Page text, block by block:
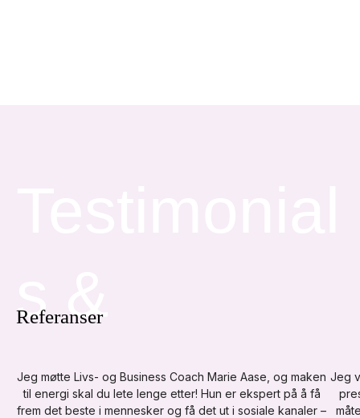
s &
Referanser
Jeg møtte Livs- og Business Coach Marie Aase, og maken
til energi skal du lete lenge etter! Hun er ekspert på å få
frem det beste i mennesker og få det ut i sosiale kanaler –
Jeg